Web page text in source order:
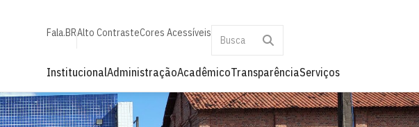
Fala.BRAlto ContrasteCores Acessíveis
InstitucionalAdministraçãoAcadêmicoTransparênciaServiços